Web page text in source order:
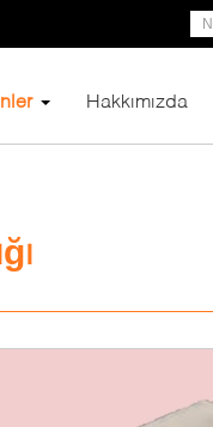
Hakkımızda